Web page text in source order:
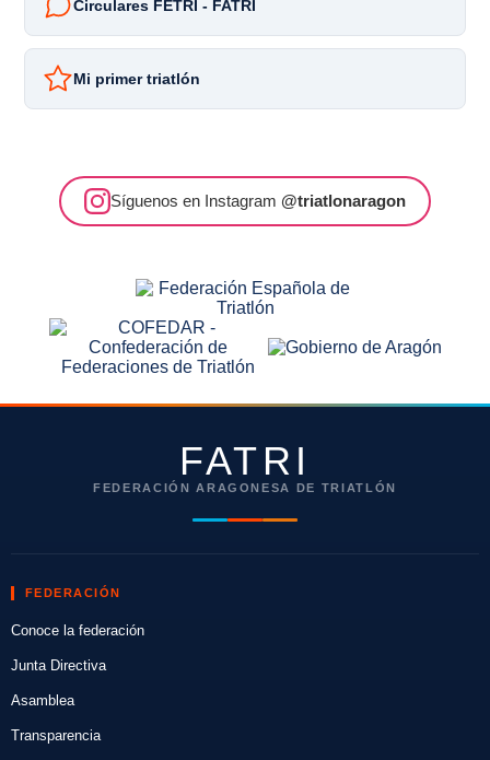
Circulares FETRI - FATRI
Mi primer triatlón
Síguenos en Instagram @triatlonaragon
FATRI
FEDERACIÓN ARAGONESA DE TRIATLÓN
FEDERACIÓN
Conoce la federación
Junta Directiva
Asamblea
Transparencia